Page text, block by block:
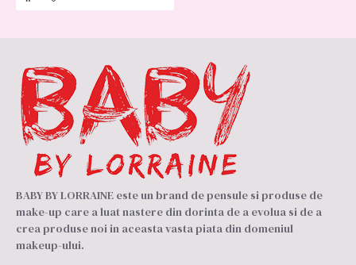
BABY BY LORRAINE este un brand de pensule si produse de
make-up care a luat nastere din dorinta de a evolua si de a
crea produse noi in aceasta vasta piata din domeniul
makeup-ului.